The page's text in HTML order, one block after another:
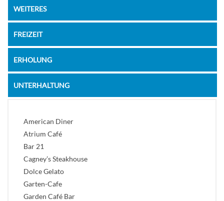
WEITERES
FREIZEIT
ERHOLUNG
UNTERHALTUNG
American Diner
Atrium Café
Bar 21
Cagney’s Steakhouse
Dolce Gelato
Garten-Cafe
Garden Café Bar